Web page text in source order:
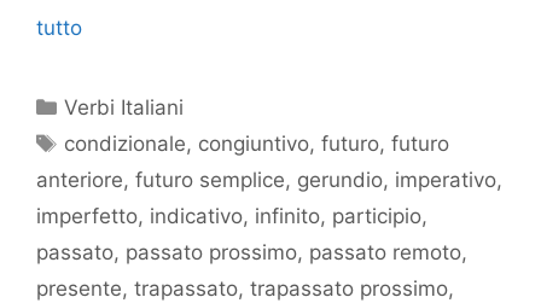
tutto
Categorie
Verbi Italiani
Tag
condizionale, congiuntivo,futuro,futuro
anteriore, futuro semplice, gerundio, imperativo,
imperfetto, indicativo, infinito, participio,
passato, passato prossimo, passato remoto,
presente, trapassato, trapassato prossimo,